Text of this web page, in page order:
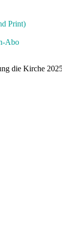
Print)
Abo
die Kirche